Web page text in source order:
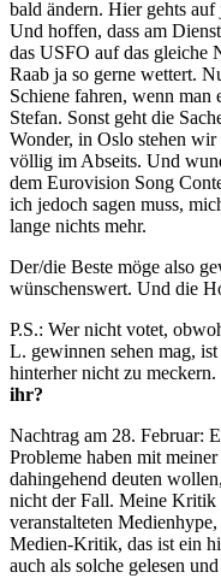
bald ändern. Hier gehts
Und hoffen, dass am
das USFO auf das gleiche
Raab ja so gerne wettert.
Schiene fahren, wenn
Stefan. Sonst geht die
Wonder, in Oslo stehen
völlig im Abseits. Und
dem Eurovision Song
ich jedoch sagen muss,
lange nichts mehr.
Der/die Beste möge also
wünschenswert. Und die
P.S.: Wer nicht votet,
L. gewinnen sehen mag,
hinterher nicht zu meckern.
ihr?
Nachtrag am 28. Februar:
Probleme haben mit
dahingehend deuten
nicht der Fall. Meine Kritik
veranstalteten
Medien-Kritik, das ist ein
auch als solche gelesen